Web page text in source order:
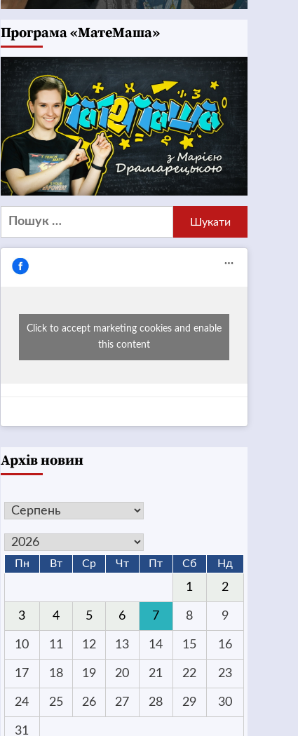
Програма «МатеМаша»
Пошук:
Click to accept marketing cookies and enable
this content
Архів новин
Пн Вт Ср Чт Пт Сб Нд
1 2
3 4 5 6 7 8 9
10 11 12 13 14 15 16
17 18 19 20 21 22 23
24 25 26 27 28 29 30
31